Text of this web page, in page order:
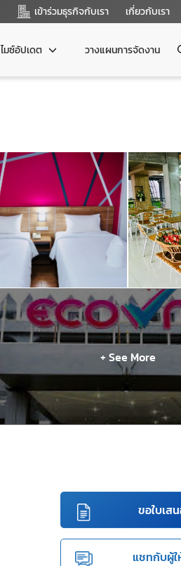
เข้าร่วมธุรกิจกับเรา เกี่ยวกับเรา
ไมซ์อัปเดต วางแผนการจัดงาน
+ See More
ขอใบเส
แชทกับผู้ใ